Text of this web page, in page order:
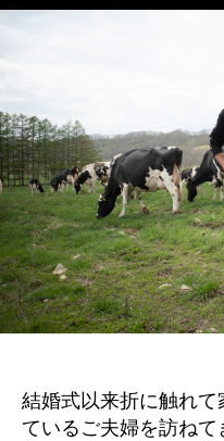
結婚式以来折に触れ
ているご夫婦を訪ね